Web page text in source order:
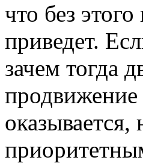
что без
приведет.
зачем тогда
продвижение